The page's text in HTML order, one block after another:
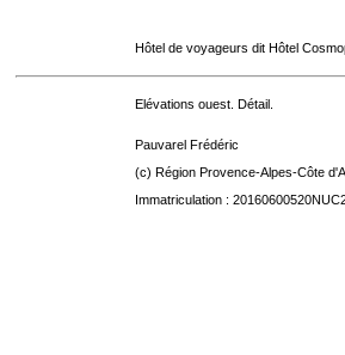
Hôtel de voyageurs dit Hôtel
Elévations ouest. Détail.
Pauvarel Frédéric
(c) Région Provence-Alpes-Côte
Immatriculation :